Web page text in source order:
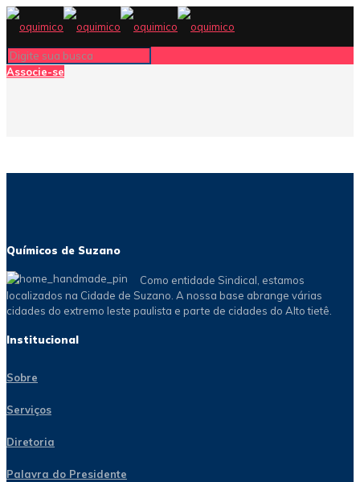
Associe-se
Químicos de Suzano
Como entidade Sindical, estamos
localizados na Cidade de Suzano. A nossa base abrange várias
cidades do extremo leste paulista e parte de cidades do Alto tietê.
Institucional
Sobre
Serviços
Diretoria
Palavra do Presidente